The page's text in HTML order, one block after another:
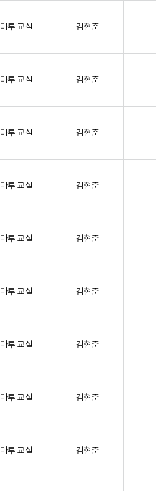
마루 교실 김현준
마루 교실 김현준
마루 교실 김현준
마루 교실 김현준
마루 교실 김현준
마루 교실 김현준
마루 교실 김현준
마루 교실 김현준
마루 교실 김현준